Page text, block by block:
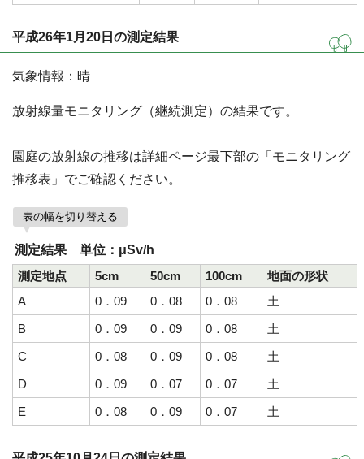
平成26年1月20日の測定結果
気象情報：晴
放射線量モニタリング（継続測定）の結果です。
園庭の放射線の推移は詳細ページ最下部の「モニタリング
推移表」でご確認ください。
表の幅を切り替える
測定結果 単位：μSv/h
測定地点
5cm 50cm 100cm
地面の形状
A
0．09 0．08 0．08
土
B
0．09 0．09 0．08
土
C
0．08 0．09 0．08
土
D
0．09 0．07 0．07
土
E
0．08 0．09 0．07 土